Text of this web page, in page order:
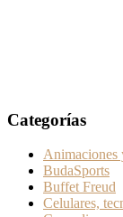
Categorías
Animaciones
BudaSports
Buffet Freud
Celulares,